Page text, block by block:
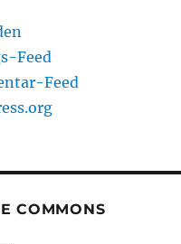
Feed
Feed
COMMONS